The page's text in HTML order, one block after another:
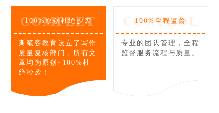
COMPLET
100%原创杜绝抄袭
斯笔客教育设立了写作
质量复核部门，所有文
章均为原创~100%杜
绝抄袭！
CONTROL
100%全程监督
专业的团队管理，全程
监督服务流程与质量。